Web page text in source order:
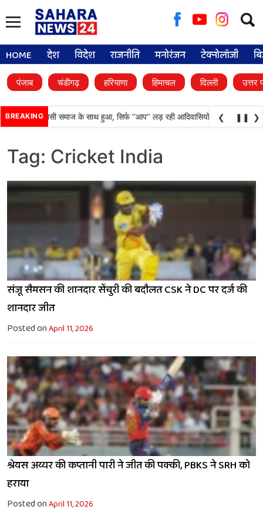
for:
HOME देश विदेश राजनीति मनोरंजन टेक्नोलॉजी
पंजाब चंडीगढ़ हरियाणा हिमाचल दिल्ली उत्तर
BREAKING
आदिवासी समाज के साथ हुआ, सिर्फ ‘‘आप’’ लड़ रही आदिवासियों के अधिकारों की
❮ ❚❚ ❯
Tag: Cricket India
संजू सैमसन की शानदार सेंचुरी की बदौलत CSK ने DC पर दर्ज की
शानदार जीत
Posted onApril 11, 2026
श्रेयस अय्यर की कप्तानी पारी ने जीत की पक्की, PBKS ने SRH को
हराया
Posted onApril 11, 2026